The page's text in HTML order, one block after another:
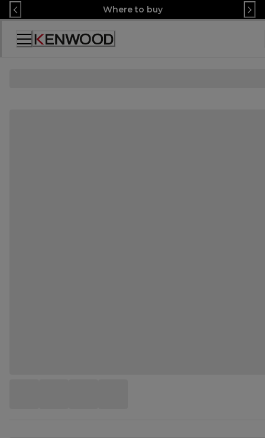
Skip
to
Content
Where to buy
Декларация